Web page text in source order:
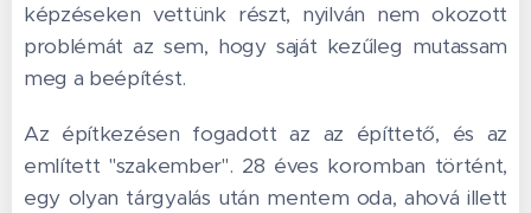
képzéseken vettünk részt, nyilván nem okozott
problémát az sem, hogy saját kezűleg mutassam
meg a beépítést.
Az építkezésen fogadott az az építtető, és az
említett "szakember". 28 éves koromban történt,
egy olyan tárgyalás után mentem oda, ahová illett